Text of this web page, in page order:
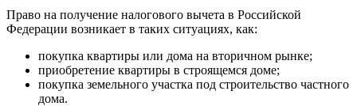
Право на получение налогового вычета в Российской
Федерации возникает в таких ситуациях, как:
покупка квартиры или дома на вторичном рынке;
приобретение квартиры в строящемся доме;
покупка земельного участка под строительство частного
дома.